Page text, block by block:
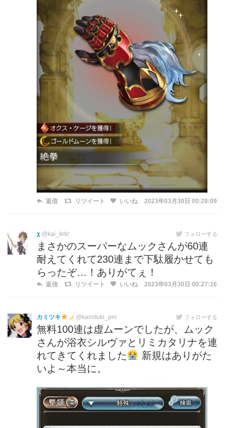
返信 リツイート いいね 2023年03月30日 00:28:09
χ @kai_krkr フォローする
まさかのスーパーなムックさんが60連
耐えてくれて230連まで下駄履かせても
らったぞ…！ありがてぇ！
返信 リツイート いいね 2023年03月30日 00:27:16
カミツキ @kamituki_pm フォローする
無料100連は虚ムーンでしたが、ムック
さんが浴衣シルヴァとリミカタリナを連
れてきてくれました
新規はありがた
いよ～本当に。